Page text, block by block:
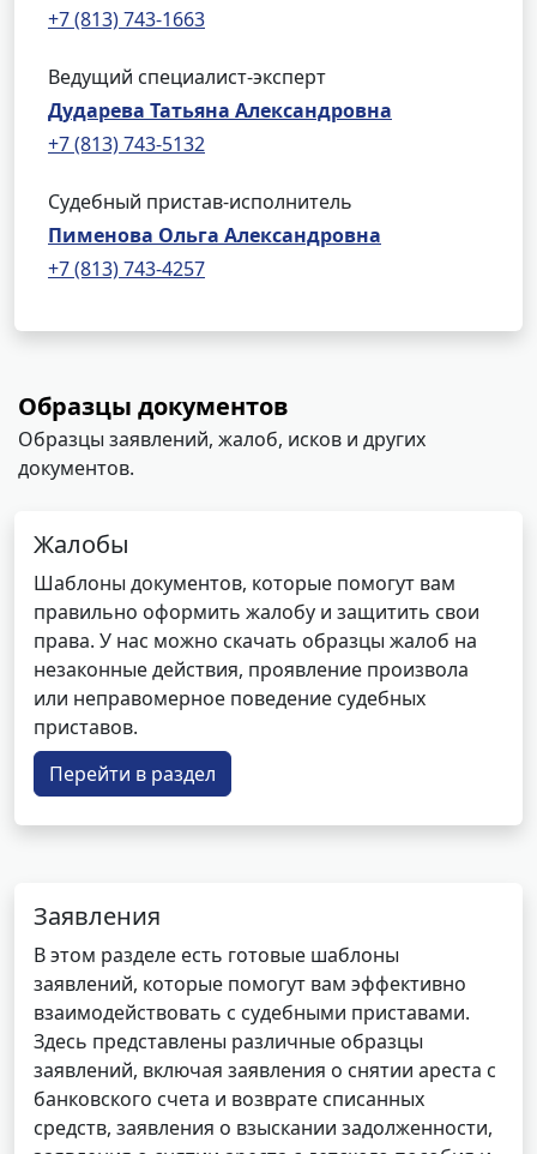
+7 (813) 743-1663
Ведущий специалист-эксперт
Дударева Татьяна Александровна
+7 (813) 743-5132
Судебный пристав-исполнитель
Пименова Ольга Александровна
+7 (813) 743-4257
Образцы документов
Образцы заявлений, жалоб, исков и других
документов.
Жалобы
Шаблоны документов, которые помогут вам
правильно оформить жалобу и защитить свои
права. У нас можно скачать образцы жалоб на
незаконные действия, проявление произвола
или неправомерное поведение судебных
приставов.
Перейти в раздел
Заявления
В этом разделе есть готовые шаблоны
заявлений, которые помогут вам эффективно
взаимодействовать с судебными приставами.
Здесь представлены различные образцы
заявлений, включая заявления о снятии ареста с
банковского счета и возврате списанных
средств, заявления о взыскании задолженности,